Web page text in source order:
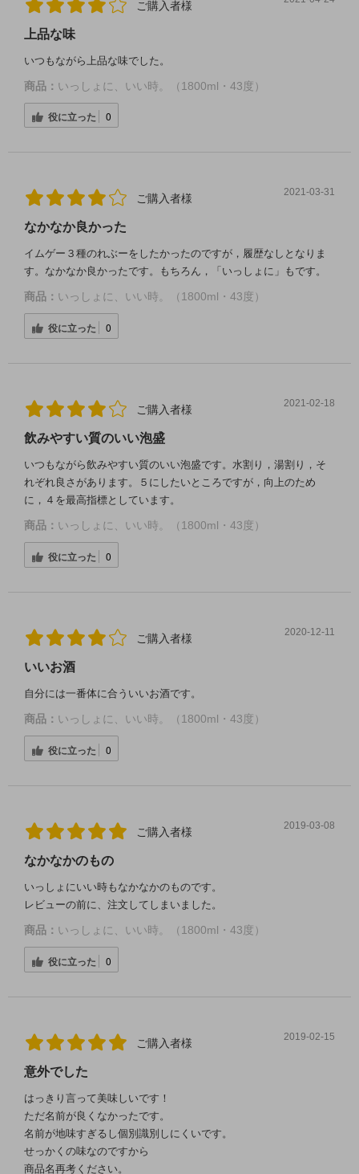
ご購入者様
上品な味
いつもながら上品な味でした。
商品： いっしょに、いい時。（1800ml・43度）
役に立った 0
ご購入者様 2021-03-31
なかなか良かった
イムゲー３種のれぶーをしたかったのですが，履歴なしとなりま
す。なかなか良かったです。もちろん，「いっしょに」もです。
商品： いっしょに、いい時。（1800ml・43度）
役に立った 0
ご購入者様 2021-02-18
飲みやすい質のいい泡盛
いつもながら飲みやすい質のいい泡盛です。水割り，湯割り，そ
れぞれ良さがあります。５にしたいところですが，向上のため
に，４を最高指標としています。
商品： いっしょに、いい時。（1800ml・43度）
役に立った 0
ご購入者様 2020-12-11
いいお酒
自分には一番体に合ういいお酒です。
商品： いっしょに、いい時。（1800ml・43度）
役に立った 0
ご購入者様 2019-03-08
なかなかのもの
いっしょにいい時もなかなかのものです。
レビューの前に、注文してしまいました。
商品： いっしょに、いい時。（1800ml・43度）
役に立った 0
ご購入者様 2019-02-15
意外でした
はっきり言って美味しいです！
ただ名前が良くなかったです。
名前が地味すぎるし個別識別しにくいです。
せっかくの味なのですから
商品名再考ください。